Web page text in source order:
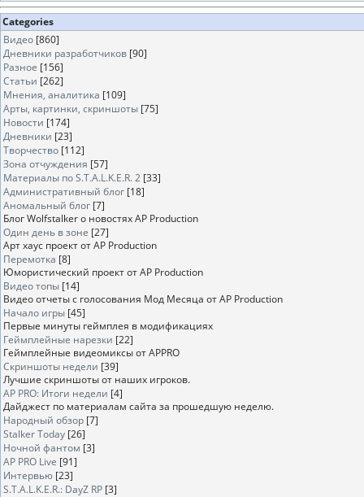
Categories
Видео [860]
Дневники разработчиков [90]
Разное [156]
Статьи [262]
Мнения, аналитика [109]
Арты, картинки, скриншоты [75]
Новости [174]
Дневники [23]
Творчество [112]
Зона отчуждения [57]
Материалы по S.T.A.L.K.E.R. 2 [33]
Административный блог [18]
Аномальный блог [7]
Блог Wolfstalker о новостях AP Production
Один день в зоне [27]
Арт хаус проект от AP Production
Перемотка [8]
Юмористический проект от AP Production
Видео топы [14]
Видео отчеты с голосования Мод Месяца от AP Production
Начало игры [45]
Первые минуты геймплея в модификациях
Геймплейные нарезки [22]
Геймплейные видеомиксы от APPRO
Скриншоты недели [39]
Лучшие скриншоты от наших игроков.
AP PRO: Итоги недели [4]
Дайджест по материалам сайта за прошедшую неделю.
Народный обзор [7]
Stalker Today [26]
Ночной фантом [3]
AP PRO Live [91]
Интервью [23]
S.T.A.L.K.E.R.: DayZ RP [3]